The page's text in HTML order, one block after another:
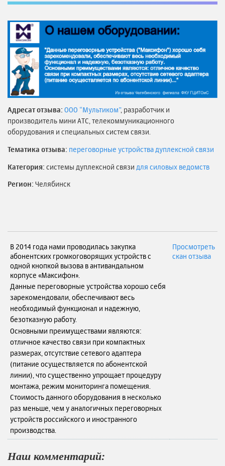
Адресат отзыва: ООО “Мультиком”, разработчик и
производитель мини АТС, телекоммуникационного
оборудования и специальных систем связи.
Тематика отзыва: переговорные устройства дуплексной связи
Категория: системы дуплексной связи для силовых ведомств
Регион: Челябинск
В 2014 года нами проводилась закупка
абонентских громкоговорящих устройств с
одной кнопкой вызова в антивандальном
корпусе «Максифон».
Данные переговорные устройства хорошо себя
зарекомендовали, обеспечивают весь
необходимый функционал и надежную,
безотказную работу.
Основными преимуществами являются:
отличное качество связи при компактных
размерах, отсутствие сетевого адаптера
(питание осуществляется по абонентской
линии), что существенно упрощает процедуру
монтажа, режим мониторинга помещения.
Стоимость данного оборудования в несколько
раз меньше, чем у аналогичных переговорных
устройств российского и иностранного
производства.
Просмотреть
скан отзыва
Наш комментарий: